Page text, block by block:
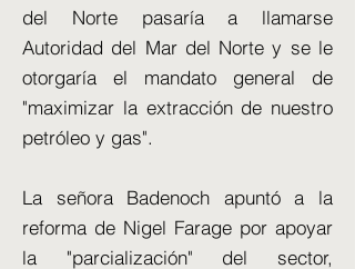
del Norte pasaría a llamarse
Autoridad del Mar del Norte y se le
otorgaría el mandato general de
"maximizar la extracción de nuestro
petróleo y gas".
La señora Badenoch apuntó a la
reforma de Nigel Farage por apoyar
la "parcialización" del sector,